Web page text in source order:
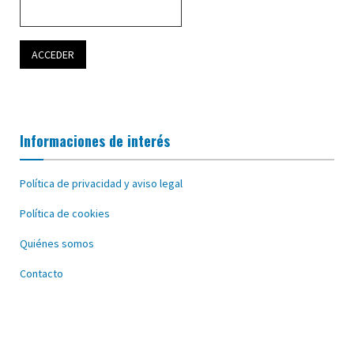
Informaciones de interés
Política de privacidad y aviso legal
Política de cookies
Quiénes somos
Contacto